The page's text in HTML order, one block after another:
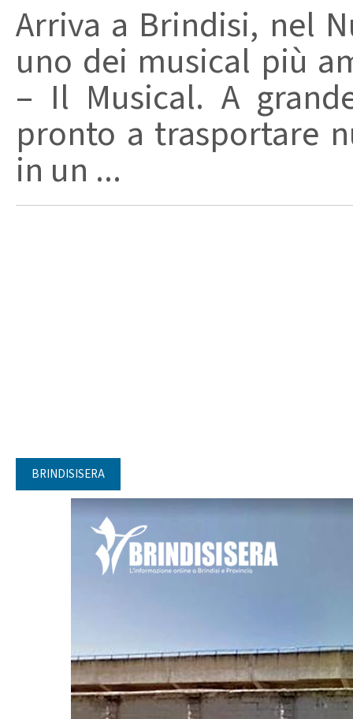
Arriva a Brindisi, nel
uno dei musical più
– Il Musical. A
pronto a trasportare
in un ...
BRINDISISERA